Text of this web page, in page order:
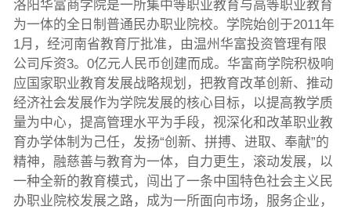
洛阳华富商学院是一所集中等职业教育与高等职业教育
为一体的全日制普通民办职业院校。学院始创于2011年
1月，经河南省教育厅批准，由温州华富投资管理有限
公司斥资3。0亿元人民币创建而成。华富商学院积极响
应国家职业教育发展战略规划，把教育改革创新、推动
经济社会发展作为学院发展的核心目标，以提高教学质
量为中心，提高管理水平为手段，视深化和改革职业教
育办学体制为己任，发扬“创新、拼搏、进取、奉献”的
精神，融慈善与教育为一体，自力更生，滚动发展，以
一种全新的教育模式，闯出了一条中国特色社会主义民
办职业院校发展之路，成为一所面向市场，服务企业，